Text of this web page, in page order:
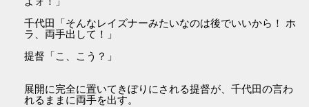
千代田「そんなレイズナーみたいなのは後でいいから！ ホ
ラ、両手出して！」
提督「こ、こう？」
展開に完全に置いてきぼりにされる提督が、千代田の言わ
れるままに両手を出す。